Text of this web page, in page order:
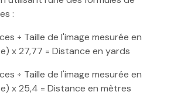
:
÷ Taille de l'image mesurée en
x 27,77 = Distance en yards
÷ Taille de l'image mesurée en
x 25,4 = Distance en mètres